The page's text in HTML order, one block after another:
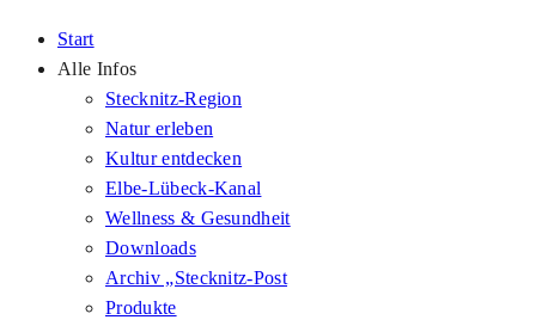
Start
Alle Infos
Stecknitz-Region
Natur erleben
Kultur entdecken
Elbe-Lübeck-Kanal
Wellness & Gesundheit
Downloads
Archiv „Stecknitz-Post
Produkte